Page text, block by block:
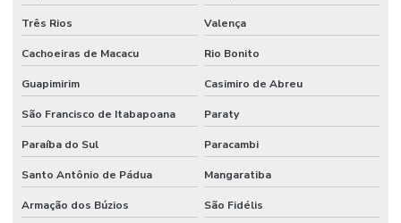
Três Rios Valença
Cachoeiras de Macacu Rio Bonito
Guapimirim Casimiro de Abreu
São Francisco de Itabapoana Paraty
Paraíba do Sul Paracambi
Santo Antônio de Pádua Mangaratiba
Armação dos Búzios São Fidélis